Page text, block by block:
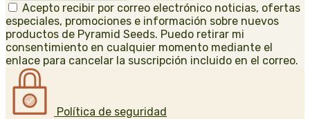
Acepto recibir por correo electrónico noticias, ofertas
especiales, promociones e información sobre nuevos
productos de Pyramid Seeds. Puedo retirar mi
consentimiento en cualquier momento mediante el
enlace para cancelar la suscripción incluido en el correo.
Política de seguridad